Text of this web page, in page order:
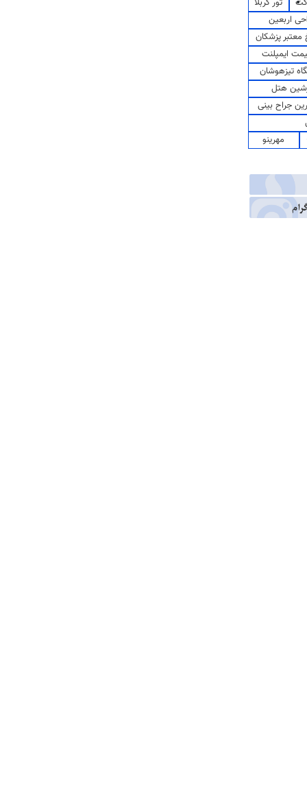
اربعین
پزشکان
ایمپلنت
تیزهوشان
هتل
جراح بینی
مهرینو